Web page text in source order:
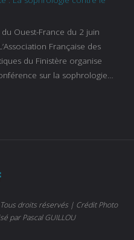
à augmenter, souligne
primaire d’assurance-
C’est aussi une pathologie
être handicapante et coûte
on sait que 37 % des
que le diabète
Ouest-France du 2 juin
Française des
du Finistère organise
sur la sophrologie
droits réservés | Crédit Photo
par Pascal GUILLOU